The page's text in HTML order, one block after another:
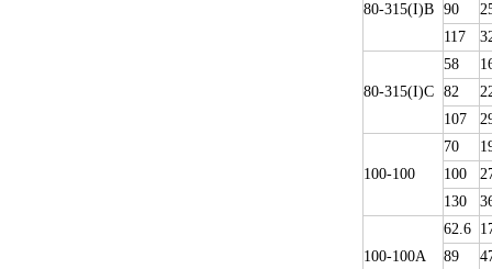
80-315(I)B 90
117
80-315(I)C
58
82
107
100-100
70
100
130
100-100A
62.6
89